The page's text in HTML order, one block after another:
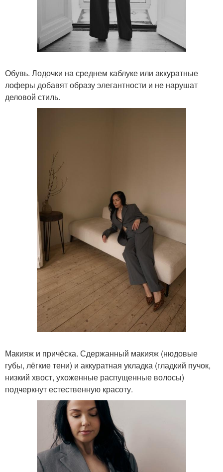
Обувь. Лодочки на среднем каблуке или аккуратные
лоферы добавят образу элегантности и не нарушат
деловой стиль.
Макияж и причёска. Сдержанный макияж (нюдовые
губы, лёгкие тени) и аккуратная укладка (гладкий пучок,
низкий хвост, ухоженные распущенные волосы)
подчеркнут естественную красоту.